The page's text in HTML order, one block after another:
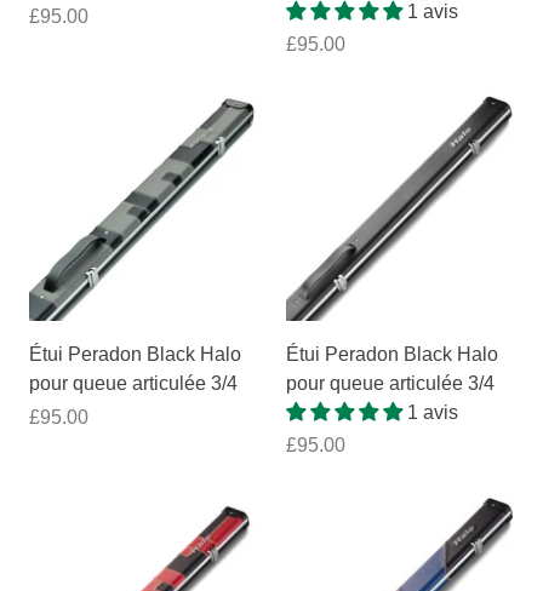
£95.00
1 avis
£95.00
Étui Peradon Black Halo
pour queue articulée 3/4
£95.00
Étui Peradon Black Halo
pour queue articulée 3/4
1 avis
£95.00